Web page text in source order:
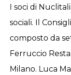
I soci di
sociali. Il
composto da
Ferruccio
Milano. Luca